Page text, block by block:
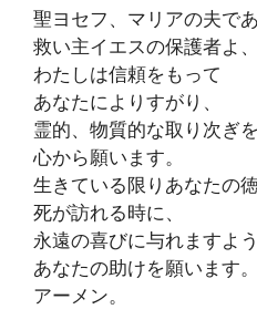
聖ヨセフ、マリアの夫であ
救い主イエスの保護者よ、
わたしは信頼をもって
あなたによりすがり、
霊的、物質的な取り次ぎを
心から願います。
生きている限りあなたの徳
死が訪れる時に、
永遠の喜びに与れますよう
あなたの助けを願います。
アーメン。